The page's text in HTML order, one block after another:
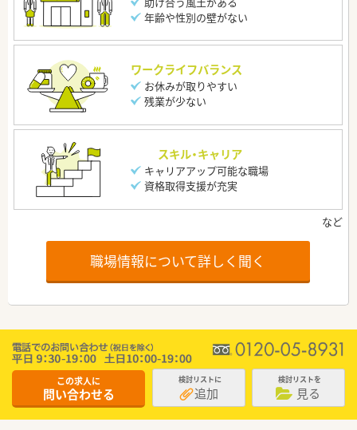
年齢や性別の壁がない
ワークライフバランス
お休みが取りやすい
残業が少ない
スキル・キャリア
キャリアアップ可能な職場
資格取得支援が充実
職場情報について詳しく聞く
この求人に
問い合わせる
検討リストに
追加
検討リストを
見る